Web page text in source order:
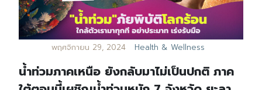
พฤศจิกายน 29, 2024 Health & Wellness
น้ำท่วมภาคเหนือ ยังกลับมาไม่เป็นปกติ ภาค